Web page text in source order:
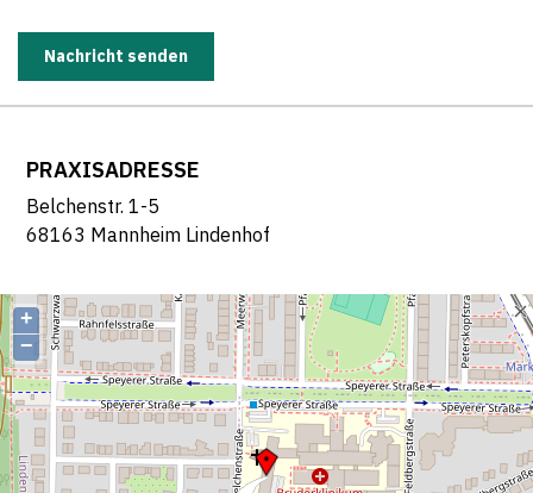
Nachricht senden
PRAXISADRESSE
Belchenstr. 1-5
68163 Mannheim Lindenhof